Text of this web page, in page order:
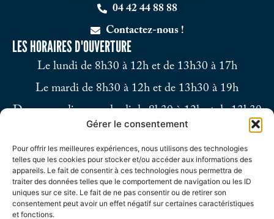
Gérer le consentement
Pour offrir les meilleures expériences, nous utilisons des technologies
telles que les cookies pour stocker et/ou accéder aux informations des
appareils. Le fait de consentir à ces technologies nous permettra de
traiter des données telles que le comportement de navigation ou les ID
uniques sur ce site. Le fait de ne pas consentir ou de retirer son
consentement peut avoir un effet négatif sur certaines caractéristiques
et fonctions.
04 42 44 88 88
Contactez-nous !
LES HORAIRES D'OUVERTURE
Le lundi de 8h30 à 12h et de 13h30 à 17h
Le mardi de 8h30 à 12h et de 13h30 à 19h
Du mercredi au vendredi de 8h30 à 12h et de 13h30
Le samedi de 9h à 12h